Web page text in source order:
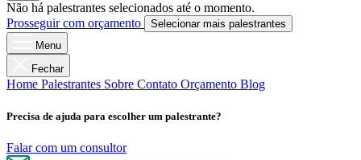
Não há palestrantes selecionados até o momento.
Prosseguir com orçamento
Selecionar mais palestrantes
Menu
Fechar
Home Palestrantes Sobre Contato Orçamento Blog
Precisa de ajuda para escolher um palestrante?
Falar com um consultor